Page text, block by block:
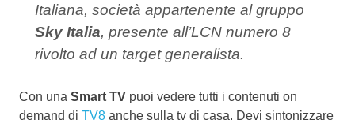
Italiana, società appartenente al gruppo
Sky Italia, presente all’LCN numero 8
rivolto ad un target generalista.
Con una Smart TV puoi vedere tutti i contenuti on
demand di TV8 anche sulla tv di casa. Devi sintonizzare